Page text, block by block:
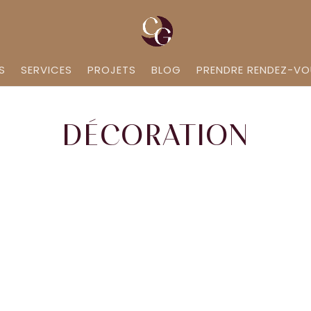
SERVICES PROJETS BLOG PRENDRE RENDEZ-
DÉCORATION